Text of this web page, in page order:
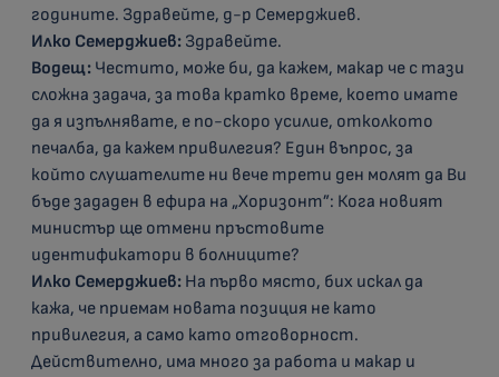
годините. Здравейте, д-р Семерджиев.
Илко Семерджиев: Здравейте.
Водещ: Честито, може би, да кажем, макар че с тази
сложна задача, за това кратко време, което имате
да я изпълнявате, е по-скоро усилие, отколкото
печалба, да кажем привилегия? Един въпрос, за
който слушателите ни вече трети ден молят да Ви
бъде зададен в ефира на „Хоризонт”: Кога новият
министър ще отмени пръстовите
идентификатори в болниците?
Илко Семерджиев: На първо място, бих искал да
кажа, че приемам новата позиция не като
привилегия, а само като отговорност.
Действително, има много за работа и макар и